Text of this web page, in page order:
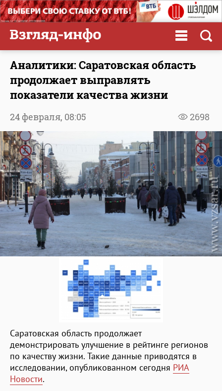
Аналитики: Саратовская область
продолжает выправлять
показатели качества жизни
2698
24 февраля, 08:05
Саратовская область продолжает
демонстрировать улучшение в рейтинге регионов
по качеству жизни. Такие данные приводятся в
исследовании, опубликованном сегодня РИА
Новости.